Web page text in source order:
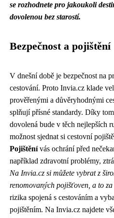
se rozhodnete pro jakoukoli
dovolenou bez starostí.
Bezpečnost a pojištění
V dnešní době je bezpečnost na
cestování. Proto Invia.cz klade
prověřenými a důvěryhodnými
splňují přísné standardy. Díky
dovolená bude v těch nejlepších
možnost sjednat si cestovní
Pojištěnívás ochrání před
například zdravotní problémy,
Na Invia.cz si můžete vybrat z
renomovaných pojišťoven, a to za
rizika spojená s cestováním a
pojištěním. Na Invia.cz najdete